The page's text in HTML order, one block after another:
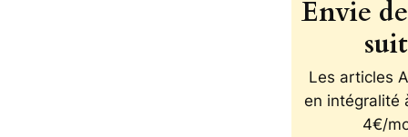
Envie
Les articles
en intégralité
4€/